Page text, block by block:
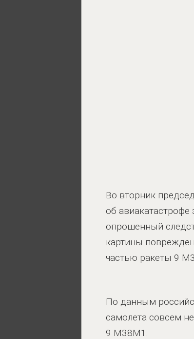
Во вторник
об авиакатастрофе
опрошенный
картины
частью ракеты 9
По данным
самолета совсем
9 М38М1.